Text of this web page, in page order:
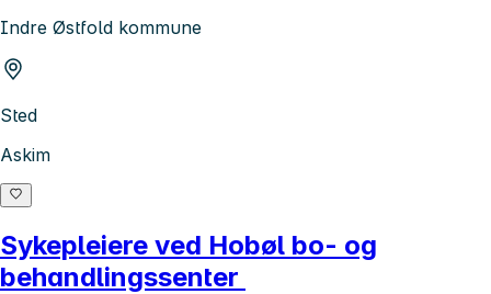
Indre Østfold kommune
Sted
Askim
Sykepleiere ved Hobøl bo- og
behandlingssenter